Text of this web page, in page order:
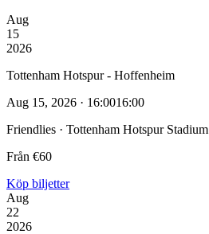
Aug
15
2026
Tottenham Hotspur - Hoffenheim
Aug 15, 2026 · 16:0016:00
Friendlies · Tottenham Hotspur Stadium
Från €60
Köp biljetter
Aug
22
2026